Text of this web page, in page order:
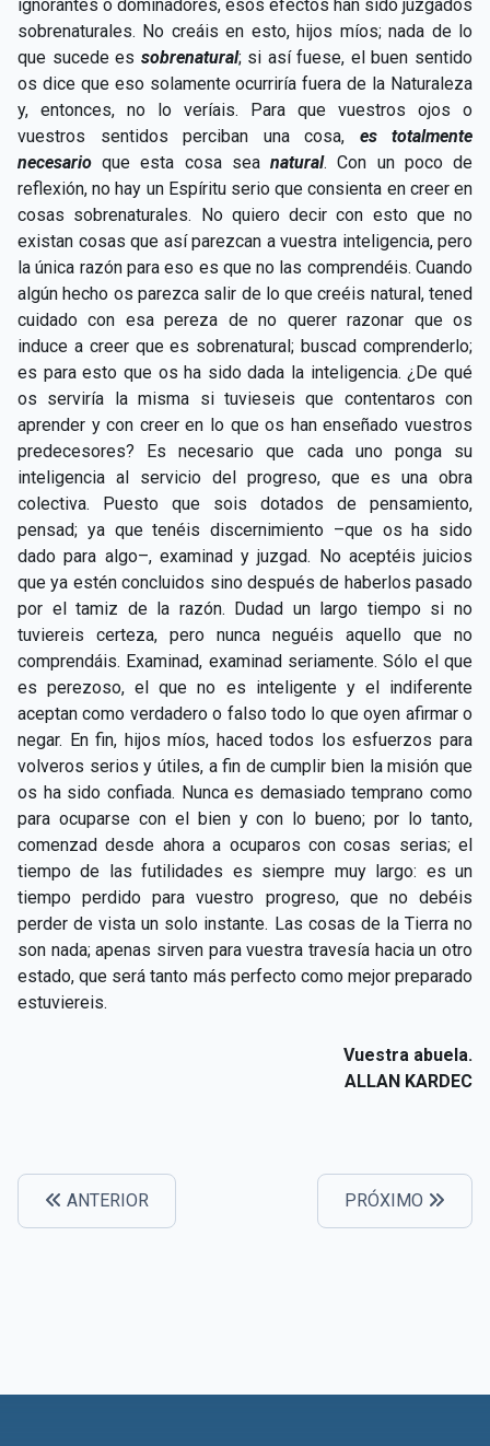
ignorantes o dominadores, esos efectos han sido juzgados
sobrenaturales. No creáis en esto, hijos míos; nada de lo
que sucede es sobrenatural; si así fuese, el buen sentido
os dice que eso solamente ocurriría fuera de la Naturaleza
y, entonces, no lo veríais. Para que vuestros ojos o
vuestros sentidos perciban una cosa, es totalmente
necesario que esta cosa seanatural. Con un poco de
reflexión, no hay un Espíritu serio que consienta en creer en
cosas sobrenaturales. No quiero decir con esto que no
existan cosas que así parezcan a vuestra inteligencia, pero
la única razón para eso es que no las comprendéis. Cuando
algún hecho os parezca salir de lo que creéis natural, tened
cuidado con esa pereza de no querer razonar que os
induce a creer que es sobrenatural; buscad comprenderlo;
es para esto que os ha sido dada la inteligencia. ¿De qué
os serviría la misma si tuvieseis que contentaros con
aprender y con creer en lo que os han enseñado vuestros
predecesores? Es necesario que cada uno ponga su
inteligencia al servicio del progreso, que es una obra
colectiva. Puesto que sois dotados de pensamiento,
pensad; ya que tenéis discernimiento –que os ha sido
dado para algo–, examinad y juzgad. No aceptéis juicios
que ya estén concluidos sino después de haberlos pasado
por el tamiz de la razón. Dudad un largo tiempo si no
tuviereis certeza, pero nunca neguéis aquello que no
comprendáis. Examinad, examinad seriamente. Sólo el que
es perezoso, el que no es inteligente y el indiferente
aceptan como verdadero o falso todo lo que oyen afirmar o
negar. En fin, hijos míos, haced todos los esfuerzos para
volveros serios y útiles, a fin de cumplir bien la misión que
os ha sido confiada. Nunca es demasiado temprano como
para ocuparse con el bien y con lo bueno; por lo tanto,
comenzad desde ahora a ocuparos con cosas serias; el
tiempo de las futilidades es siempre muy largo: es un
tiempo perdido para vuestro progreso, que no debéis
perder de vista un solo instante. Las cosas de la Tierra no
son nada; apenas sirven para vuestra travesía hacia un otro
estado, que será tanto más perfecto como mejor preparado
estuviereis.
Vuestra abuela.
ALLAN KARDEC
ANTERIOR PRÓXIMO